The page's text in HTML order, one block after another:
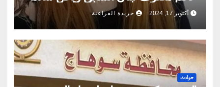
أكتوبر 17, 2024 جريدة الفراعنة
حوادث